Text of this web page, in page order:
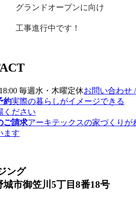
グランドオープンに向け
工事進行中です！
毎週水・木曜定休お問い合わせ
約実際の暮らしがイメージできる
ください
ご請求アーキテックスの家づくりが
ます
城市御笠川5丁目8番18号